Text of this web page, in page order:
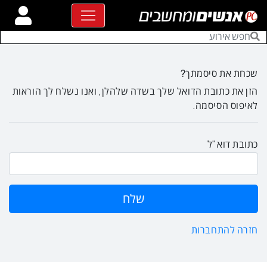
שכחת את סיסמתך?
הזן את כתובת הדואל שלך בשדה שלהלן, ואנו נשלח לך הוראות
לאיפוס הסיסמה.
כתובת דוא"ל
חזרה להתחברות